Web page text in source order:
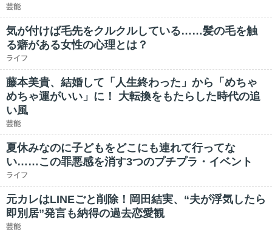
芸能
気が付けば毛先をクルクルしている……髪の毛を触
る癖がある女性の心理とは？
ライフ
藤本美貴、結婚して「人生終わった」から「めちゃ
めちゃ運がいい」に！ 大転換をもたらした時代の追
い風
芸能
夏休みなのに子どもをどこにも連れて行ってな
い……この罪悪感を消す3つのプチプラ・イベント
ライフ
元カレはLINEごと削除！岡田結実、“夫が浮気したら
即別居”発言も納得の過去恋愛観
芸能